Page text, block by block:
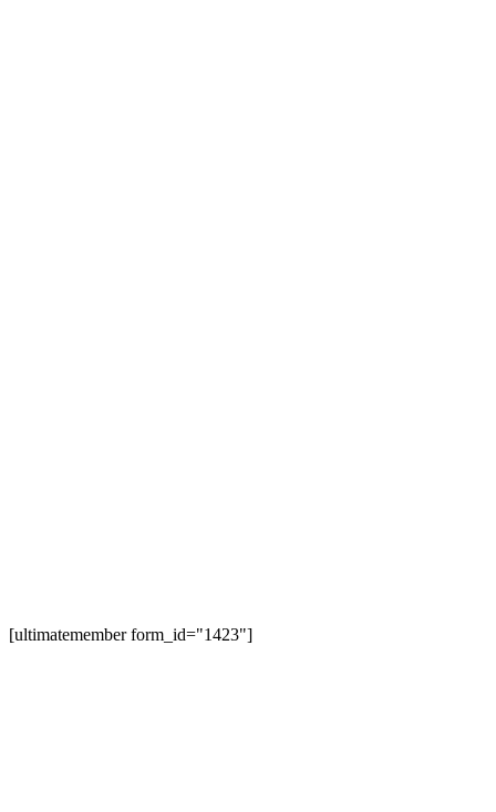
[ultimatemember form_id="1423"]